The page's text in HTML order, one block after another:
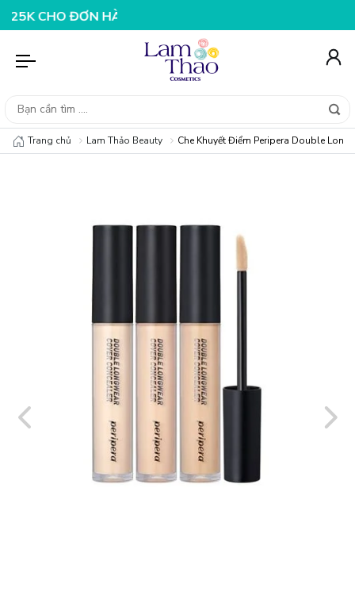
ĐƠN HÀNG 199KNHẬP MÃ T08FS25K - GIẢM NGAY
Trang chủ Lam Thảo Beauty Che Khuyết Điểm Peripera Double